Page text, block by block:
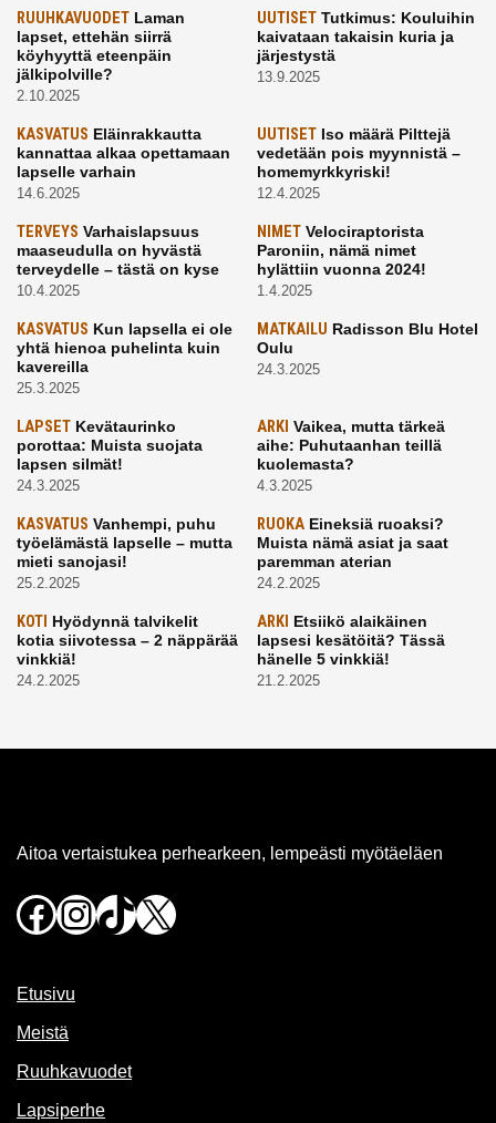
RUUHKAVUODET Laman
lapset, ettehän siirrä
köyhyyttä eteenpäin
jälkipolville?
2.10.2025
UUTISETTutkimus: Kouluihin
kaivataan takaisin kuria ja
järjestystä
13.9.2025
KASVATUS Eläinrakkautta
kannattaa alkaa opettamaan
lapselle varhain
14.6.2025
UUTISETIso määrä Pilttejä
vedetään pois myynnistä –
homemyrkkyriski!
12.4.2025
TERVEYS Varhaislapsuus
maaseudulla on hyvästä
terveydelle – tästä on kyse
10.4.2025
NIMETVelociraptorista
Paroniin, nämä nimet
hylättiin vuonna 2024!
1.4.2025
KASVATUS Kun lapsella ei ole
yhtä hienoa puhelinta kuin
kavereilla
25.3.2025
MATKAILU Radisson Blu Hotel
Oulu
24.3.2025
LAPSET Kevätaurinko
porottaa: Muista suojata
lapsen silmät!
24.3.2025
ARKI Vaikea, mutta tärkeä
aihe: Puhutaanhan teillä
kuolemasta?
4.3.2025
KASVATUS Vanhempi, puhu
työelämästä lapselle – mutta
mieti sanojasi!
25.2.2025
RUOKAEineksiä ruoaksi?
Muista nämä asiat ja saat
paremman aterian
24.2.2025
KOTI Hyödynnä talvikelit
kotia siivotessa – 2 näppärää
vinkkiä!
24.2.2025
ARKI Etsiikö alaikäinen
lapsesi kesätöitä? Tässä
hänelle 5 vinkkiä!
21.2.2025
Aitoa vertaistukea perhearkeen, lempeästi myötäeläen
Facebook
Instagram
TikTok
X
Etusivu
Meistä
Ruuhkavuodet
Lapsiperhe